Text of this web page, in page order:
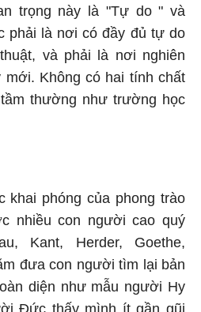
trọng này là "Tự do " và
phải là nơi có đầy đủ tự do
và phải là nơi nghiên
Không có hai tính chất
thường như trường học
khai phóng của phong trào
nhiều con người cao quý
Kant, Herder, Goethe,
đưa con người tìm lại bản
diện như mẫu người Hy
Đức thấy mình ít gần gũi